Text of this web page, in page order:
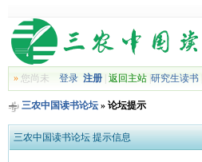
»您尚未 登录 注册| 返回主站| 研究生读书|
三农中国读书论坛» 论坛提示
三农中国读书论坛 提示信息